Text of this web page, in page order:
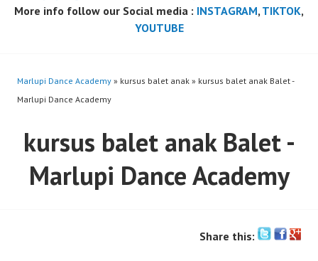
More info follow our Social media : INSTAGRAM, TIKTOK,
YOUTUBE
Marlupi Dance Academy » kursus balet anak » kursus balet anak Balet -
Marlupi Dance Academy
kursus balet anak Balet -
Marlupi Dance Academy
Share this: